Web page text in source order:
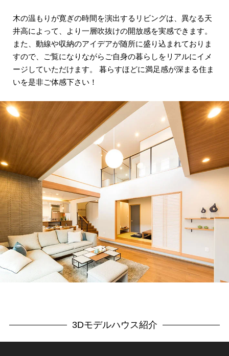
木の温もりが寛ぎの時間を演出するリビングは、 異なる天
井高によって、
より一層吹抜けの開放感を実感できます。
また、動線や収納のアイデアが随所に盛り込まれておりま
すので、
ご覧になりながらご自身の暮らしを リアルにイメ
ージしていただけます。
暮らすほどに満足感が深まる住ま
いを是非ご体感下さい！
3Dモデルハウス紹介